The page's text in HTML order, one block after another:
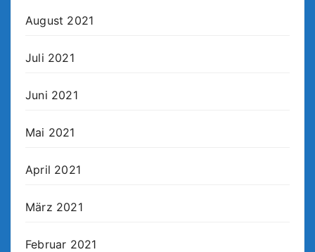
August 2021
Juli 2021
Juni 2021
Mai 2021
April 2021
März 2021
Februar 2021